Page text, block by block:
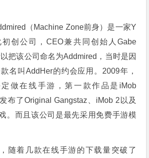
（Machine Zone前身）是一家Y
初创公司，CEO兼共同创始人Gabe
把该公司命名为Addmired，当时是因
名叫AddHer的约会应用。2009年，
定做在线手游，第一款作品是iMob
布了Original Gangstaz、iMob 2以及
。而且该公司是最先采用免费手游模
随着几款在线手游的下载量突破了